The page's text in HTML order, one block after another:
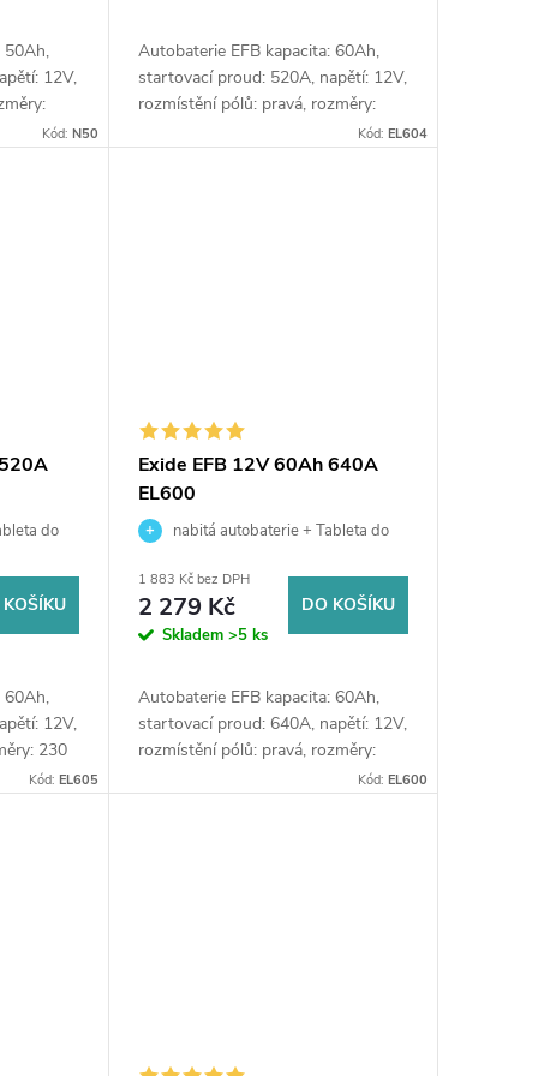
Jinočany
Jinočany
Jinočany
50Ah,
12V,
Kód: N50
Autobaterie EFB kapacita: 60Ah,
startovací proud: 520A, napětí: 12V,
rozmístění pólů: pravá, rozměry:
230 x 173 x 222, ideální řešení pro
Kód: EL604
do
60Ah,
12V,
230
proKód: EL605
Exide EFB 12V 60Ah 640A
EL600
nabitá autobaterie + Tableta do
baterie při doručení nebo v prodejně
Jinočany
1 883 Kč bez DPH
2 279 Kč
Skladem >5 ks
DO KOŠÍKU
Autobaterie EFB kapacita: 60Ah,
startovací proud: 640A, napětí: 12V,
rozmístění pólů: pravá, rozměry:
242 x 175 x 190, ideální řešení pro
Kód: EL600